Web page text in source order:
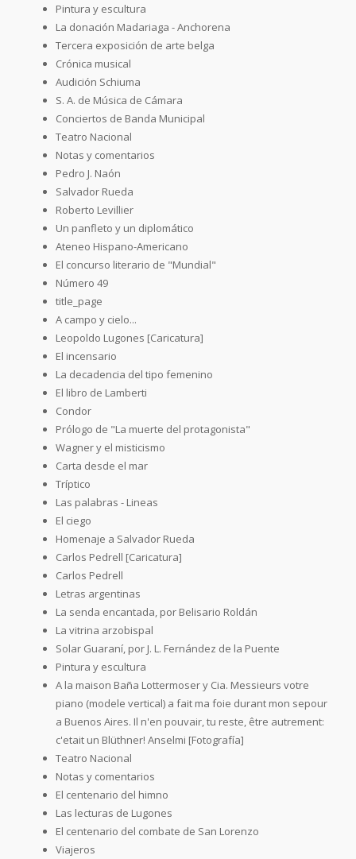
Pintura y escultura
La donación Madariaga - Anchorena
Tercera exposición de arte belga
Crónica musical
Audición Schiuma
S. A. de Música de Cámara
Conciertos de Banda Municipal
Teatro Nacional
Notas y comentarios
Pedro J. Naón
Salvador Rueda
Roberto Levillier
Un panfleto y un diplomático
Ateneo Hispano-Americano
El concurso literario de "Mundial"
Número 49
title_page
A campo y cielo...
Leopoldo Lugones [Caricatura]
El incensario
La decadencia del tipo femenino
El libro de Lamberti
Condor
Prólogo de "La muerte del protagonista"
Wagner y el misticismo
Carta desde el mar
Tríptico
Las palabras - Lineas
El ciego
Homenaje a Salvador Rueda
Carlos Pedrell [Caricatura]
Carlos Pedrell
Letras argentinas
La senda encantada, por Belisario Roldán
La vitrina arzobispal
Solar Guaraní, por J. L. Fernández de la Puente
Pintura y escultura
A la maison Baña Lottermoser y Cia. Messieurs votre
piano (modele vertical) a fait ma foie durant mon sepour
a Buenos Aires. Il n'en pouvair, tu reste, être autrement:
c'etait un Blüthner! Anselmi [Fotografía]
Teatro Nacional
Notas y comentarios
El centenario del himno
Las lecturas de Lugones
El centenario del combate de San Lorenzo
Viajeros